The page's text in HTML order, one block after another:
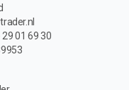
29 01 69 30